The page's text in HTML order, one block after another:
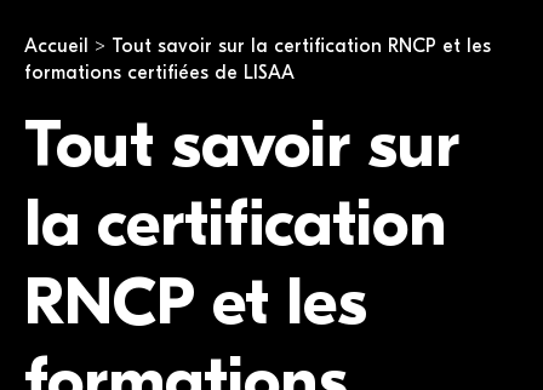
Vous êtes ici
Accueil
Tout savoir sur la certification RNCP et les
formations certifiées de LISAA
Tout savoir sur
la certification
RNCP et les